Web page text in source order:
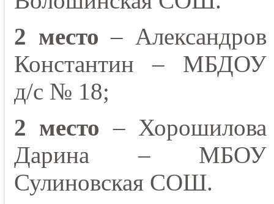
2 место – Александров
Константин – МБДОУ
д/с № 18;
2 место – Хорошилова
Дарина – МБОУ
Сулиновская СОШ.